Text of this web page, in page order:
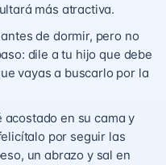
más atractiva.
de dormir, pero no
dile a tu hijo que debe
vayas a buscarlo por la
acostado en su cama y
por seguir las
un abrazo y sal en